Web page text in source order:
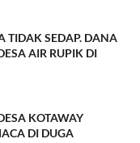
TIDAK SEDAP. DANA
AIR RUPIK DI
KOTAWAY
DI DUGA